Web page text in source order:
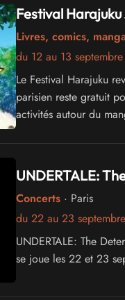
Festival
Livres, comics,
du 12 au 13
Le Festival Harajuku
parisien reste gratuit
activités autour du
détendue.
UNDERTALE:
Concerts· Paris
du 22 au 23
UNDERTALE: The
se joue les 22 et 23